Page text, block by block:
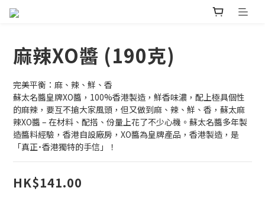
麻辣XO醬 (190克)
完美平衡：麻、辣、鮮、香
蘇太名醬皇牌XO醬，100%香港製造，鮮香味濃，配上極具個性
的麻辣，要互不搶大家風頭，但又做到麻、辣、鮮、香，蘇太麻
辣XO醬 – 在材料、配搭、份量上花了不少心機。蘇太名醬多年製
造醬料經驗，香港自設廠房，XO醬為皇牌產品，香港製造，是
「真正˙香港獨特的手信」！
HK$141.00